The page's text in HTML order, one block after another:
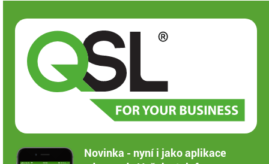
Novinka - nyní i jako aplikace